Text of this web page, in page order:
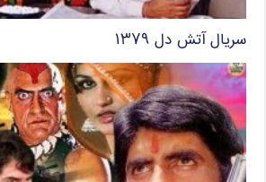
سریال آتش دل ۱۳۷۹